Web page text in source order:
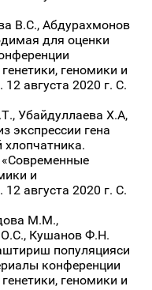
В.С., Абдурахмонов
для оценки
геномики и
августа 2020 г. С.
Убайдуллаева Х.А,
экспрессии гена
хлопчатника.
и
августа 2020 г. С.
М.М.,
Кушанов Ф.Н.
популяцияси
конференции
геномики и